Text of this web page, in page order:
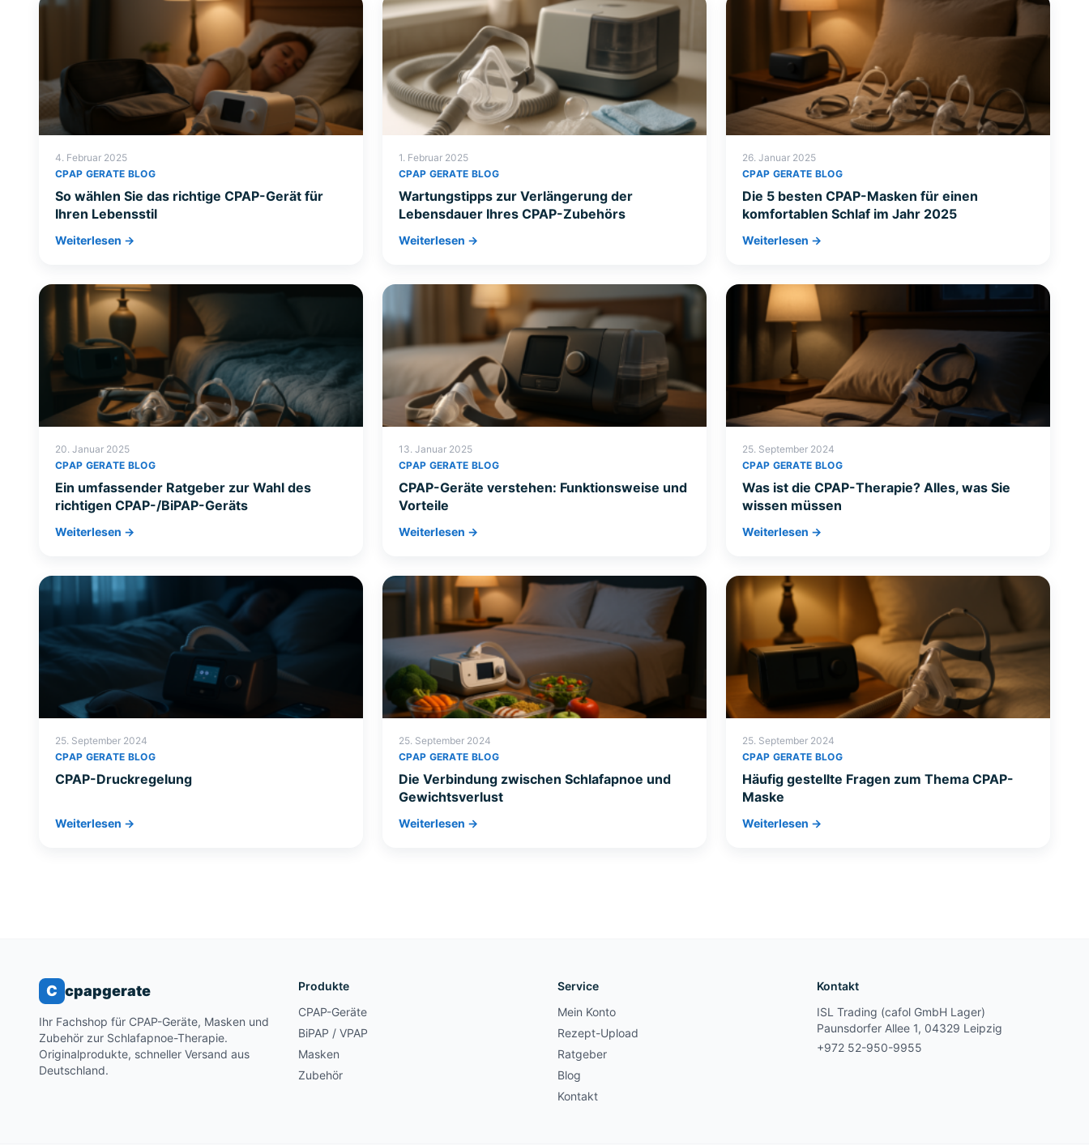
4. Februar 2025
CPAP GERATE BLOG
So wählen Sie das richtige CPAP-Gerät für
Ihren Lebensstil
Weiterlesen →
1. Februar 2025
CPAP GERATE BLOG
Wartungstipps zur Verlängerung der
Lebensdauer Ihres CPAP-Zubehörs
Weiterlesen →
26. Januar 2025
CPAP GERATE BLOG
Die 5 besten CPAP-Masken für einen
komfortablen Schlaf im Jahr 2025
Weiterlesen →
20. Januar 2025
CPAP GERATE BLOG
Ein umfassender Ratgeber zur Wahl des
richtigen CPAP-/BiPAP-Geräts
Weiterlesen →
13. Januar 2025
CPAP GERATE BLOG
CPAP-Geräte verstehen: Funktionsweise und
Vorteile
Weiterlesen →
25. September 2024
CPAP GERATE BLOG
Was ist die CPAP-Therapie? Alles, was Sie
wissen müssen
Weiterlesen →
25. September 2024
CPAP GERATE BLOG
CPAP-Druckregelung
Weiterlesen →
25. September 2024
CPAP GERATE BLOG
Die Verbindung zwischen Schlafapnoe und
Gewichtsverlust
Weiterlesen →
25. September 2024
CPAP GERATE BLOG
Häufig gestellte Fragen zum Thema CPAP-
Maske
Weiterlesen →
C cpapgerate
Ihr Fachshop für CPAP-Geräte, Masken und
Zubehör zur Schlafapnoe-Therapie.
Originalprodukte, schneller Versand aus
Deutschland.
Produkte
CPAP-Geräte
BiPAP / VPAP
Masken
Zubehör
Service
Mein Konto
Rezept-Upload
Ratgeber
Blog
Kontakt
Kontakt
ISL Trading (cafol GmbH Lager)
Paunsdorfer Allee 1, 04329 Leipzig
+972 52-950-9955